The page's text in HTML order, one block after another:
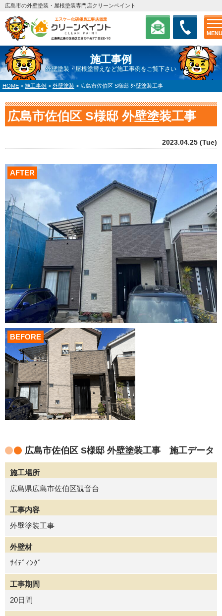
MENU
広島市の外壁塗装・屋根塗装専門店クリーンペイント
施工事例
外壁塗装・屋根塗替えなど施工事例をご覧下さい
HOME > 施工事例 > 外壁塗装 > 広島市佐伯区 S様邸 外壁塗装工事
広島市佐伯区 S様邸 外壁塗装工事
2023.04.25 (Tue)
AFTER
BEFORE
広島市佐伯区 S様邸 外壁塗装工事 施工データ
施工場所
広島県広島市佐伯区観音台
工事内容
外壁塗装工事
外壁材
ｻｲﾃﾞｨﾝｸﾞ
工事期間
20日間